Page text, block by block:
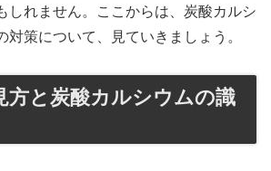
しれません。ここからは、炭酸カルシ
対策について、見ていきましょう。
方と炭酸カルシウムの識